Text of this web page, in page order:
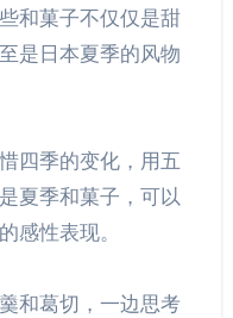
和菓子不仅仅是甜
是日本夏季的风物
四季的变化，用五
夏季和菓子，可以
感性表现。
和葛切，一边思考